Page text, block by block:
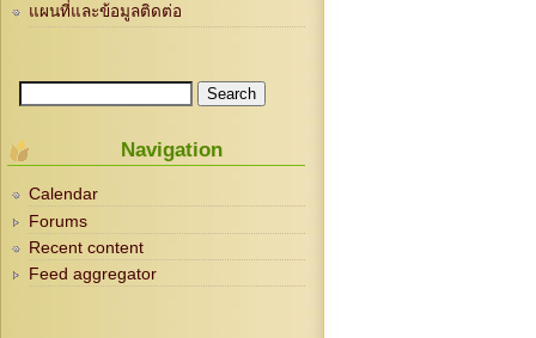
แผนที่และข้อมูลติดต่อ
Navigation
Calendar
Forums
Recent content
Feed aggregator